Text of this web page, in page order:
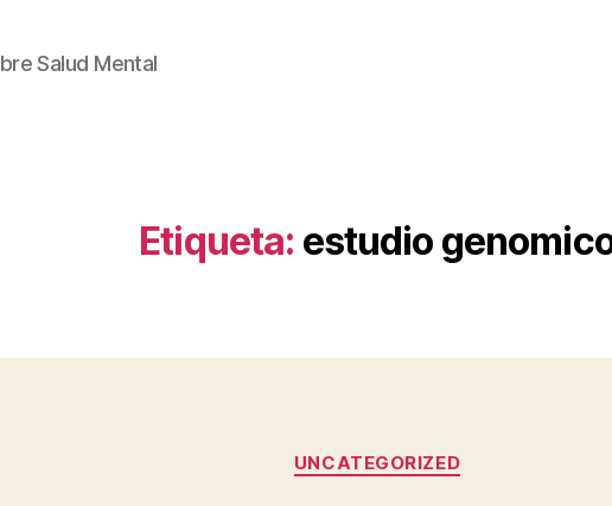
Salud Mental
Etiqueta: estudio
Categorías
UNCATEGORIZED